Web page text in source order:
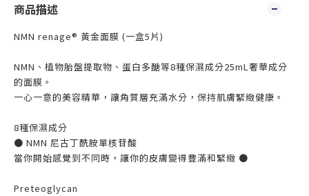
商品描述
NMN renage® 黃金面膜 (一盒5片)
NMN、植物胎盤提取物、蛋白多醣等8種保濕成分25mL奢華成分
的面膜。
一心一意的美容精華，讓角質層充滿水分，保持肌膚緊緻健康。
8種保濕成分
● NMN 尼古丁酰胺單核苷酸
當你開始感覺到不同時，讓你的皮膚變得豐滿和緊緻 ●
Preteoglycan